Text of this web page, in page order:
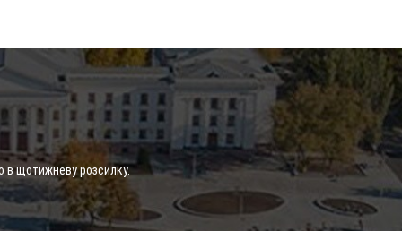
в щотижневу розсилку.